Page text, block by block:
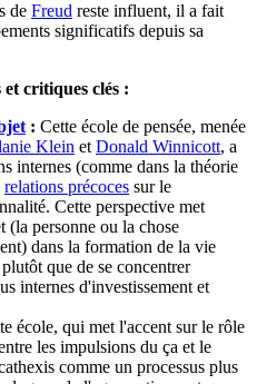
de Freud reste influent, il a fait
significatifs depuis sa
critiques clés :
: Cette école de pensée, menée
Klein et Donald Winnicott, a
internes (comme dans la théorie
relations précoces sur le
Cette perspective met
(la personne ou la chose
dans la formation de la vie
que de se concentrer
internes d'investissement et
école, qui met l'accent sur le rôle
les impulsions du ça et le
comme un processus plus